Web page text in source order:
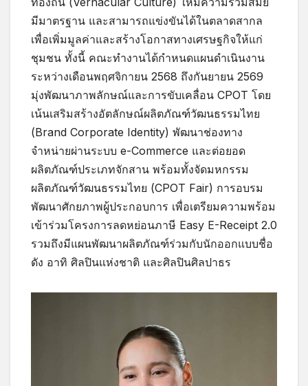
มีมาตรฐาน และสามารถแข่งขันได้ในตลาดสากล
เพื่อเพิ่มมูลค่าและสร้างโอกาสทางเศรษฐกิจให้แก่
ชุมชน ทั้งนี้ คณะทำงานได้กำหนดแผนดำเนินงาน
ระหว่างเดือนพฤศจิกายน 2568 ถึงกันยายน 2569
มุ่งพัฒนาภาพลักษณ์และการขับเคลื่อน CPOT โดย
เน้นเสริมสร้างอัตลักษณ์ผลิตภัณฑ์วัฒนธรรมไทย
(Brand Corporate Identity) พัฒนาช่องทาง
จำหน่ายผ่านระบบ e-Commerce และต่อยอด
ผลิตภัณฑ์ประเภทจักสาน พร้อมทั้งจัดมหกรรม
ผลิตภัณฑ์วัฒนธรรมไทย (CPOT Fair) การอบรม
พัฒนาศักยภาพผู้ประกอบการ เพื่อเตรียมความพร้อม
เข้าร่วมโครงการลดหย่อนภาษี Easy E-Receipt 2.0
รวมถึงมีแผนพัฒนาผลิตภัณฑ์ร่วมกับนักออกแบบชื่อ
ดัง อาทิ ศิลปินแห่งชาติ และศิลปินศิลปาธร